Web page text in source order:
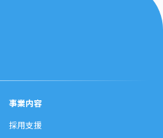
事業内容
採用支援